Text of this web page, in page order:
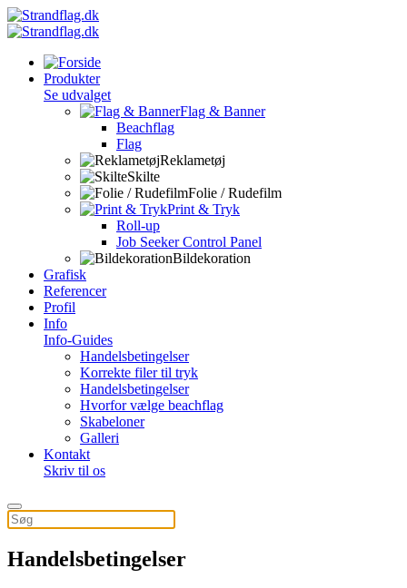
Produkter
Se udvalget
Flag & Banner
Beachflag
Flag
Reklametøj
Skilte
Folie / Rudefilm
Print & Tryk
Roll-up
Job Seeker Control Panel
Bildekoration
Grafisk
Referencer
Profil
Info
Info-Guides
Handelsbetingelser
Korrekte filer til tryk
Handelsbetingelser
Hvorfor vælge beachflag
Skabeloner
Galleri
Kontakt
Skriv til os
Handelsbetingelser